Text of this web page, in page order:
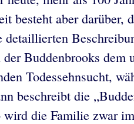
besteht aber darüber,
Buddenbrooks
Todessehnsucht,
beschreibt die
die Familie zwar